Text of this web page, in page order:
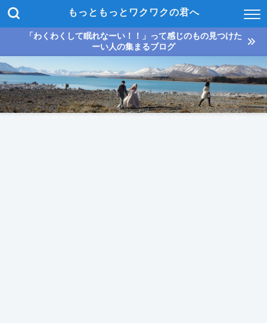
もっともっとワクワクの君へ
「わくわくして眠れなーい！！」って感じのもの見つけた
ーい人の集まるブログ